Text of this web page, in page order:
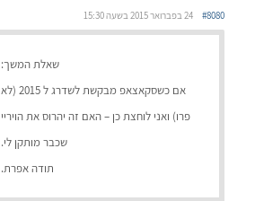
24 בפברואר 2015 בשעה 15:30 #8080
שאלת המשך:
אם כשסקאצאפ מבקשת לשדרג ל 2015 (לא
פרו) ואני לוחצת כן – האם זה יהרוס את הויריי
שכבר מותקן לי.
תודה אפרת.